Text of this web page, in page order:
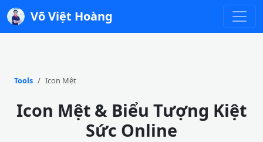
Võ Việt Hoàng
Tools Icon Mệt
Icon Mệt & Biểu Tượng Kiệt
Sức Online